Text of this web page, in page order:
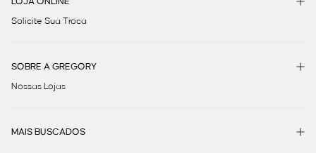
Quais tipos de presentes delicados você
Nossa curadoria reúne itens que unem conforto e sofisticação,
perfeitos para compor looks completos.
Pashminas e echarpes elegantes
Solicite Sua Troca
SOBRE A GREGORY
Nossas Lojas
MAIS BUSCADOS